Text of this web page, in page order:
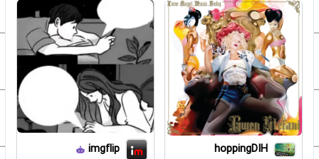
hoppingDIH
imgflip